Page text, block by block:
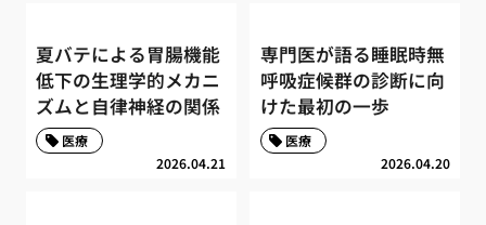
夏バテによる胃腸機能
低下の生理学的メカニ
ズムと自律神経の関係
2026.04.21
医療
専門医が語る睡眠時無
呼吸症候群の診断に向
けた最初の一歩
2026.04.20
医療